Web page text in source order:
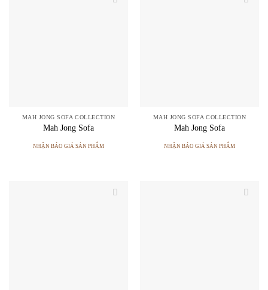
MAH JONG SOFA COLLECTION
Mah Jong Sofa
NHẬN BÁO GIÁ SẢN PHẨM
MAH JONG SOFA COLLECTION
Mah Jong Sofa
NHẬN BÁO GIÁ SẢN PHẨM